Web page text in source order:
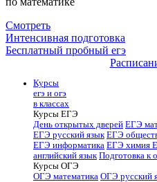
Смотреть
Интенсивная подготовка
Бесплатный пробный егэ
Курсы
егэ и огэ
в классах
Курсы ЕГЭ
День открытых дверей ЕГЭ
ЕГЭ русский язык ЕГЭ
ЕГЭ информатика ЕГЭ химия
английский язык Подготовка к
Курсы ОГЭ
ОГЭ математика ОГЭ русский